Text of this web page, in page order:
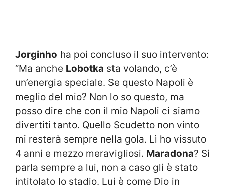
Jorginho ha poi concluso il suo intervento:
“Ma anche Lobotka sta volando, c’è
un’energia speciale. Se questo Napoli è
meglio del mio? Non lo so questo, ma
posso dire che con il mio Napoli ci siamo
divertiti tanto. Quello Scudetto non vinto
mi resterà sempre nella gola. Lì ho vissuto
4 anni e mezzo meravigliosi. Maradona? Si
parla sempre a lui, non a caso gli è stato
intitolato lo stadio. Lui è come Dio in